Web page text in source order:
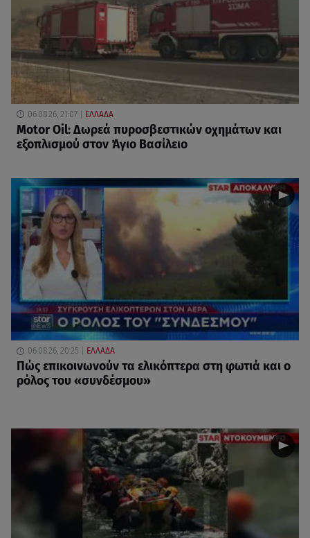
06.08.26, 21:07 ΕΛΛΑΔΑ
Motor Oil: Δωρεά πυροσβεστικών οχημάτων και
εξοπλισμού στον Άγιο Βασίλειο
06.08.26, 20:25 ΕΛΛΑΔΑ
Πώς επικοινωνούν τα ελικόπτερα στη φωτιά και ο
ρόλος του «συνδέσμου»